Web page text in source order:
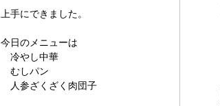
上手にできました。
今日のメニューは
冷やし中華
むしパン
人参ざくざく肉団子